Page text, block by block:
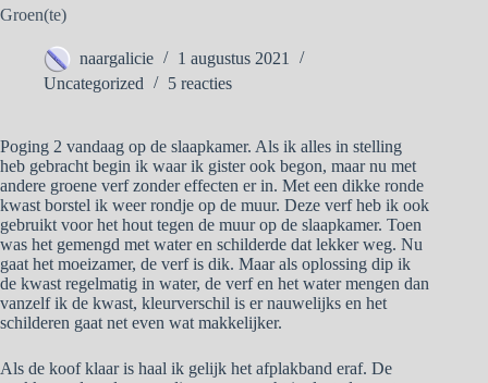
Groen(te)
naargalicie
1 augustus 2021
Uncategorized
5 reacties
Poging 2 vandaag op de slaapkamer. Als ik alles in stelling
heb gebracht begin ik waar ik gister ook begon, maar nu met
andere groene verf zonder effecten er in. Met een dikke ronde
kwast borstel ik weer rondje op de muur. Deze verf heb ik ook
gebruikt voor het hout tegen de muur op de slaapkamer. Toen
was het gemengd met water en schilderde dat lekker weg. Nu
gaat het moeizamer, de verf is dik. Maar als oplossing dip ik
de kwast regelmatig in water, de verf en het water mengen dan
vanzelf ik de kwast, kleurverschil is er nauwelijks en het
schilderen gaat net even wat makkelijker.
Als de koof klaar is haal ik gelijk het afplakband eraf. De